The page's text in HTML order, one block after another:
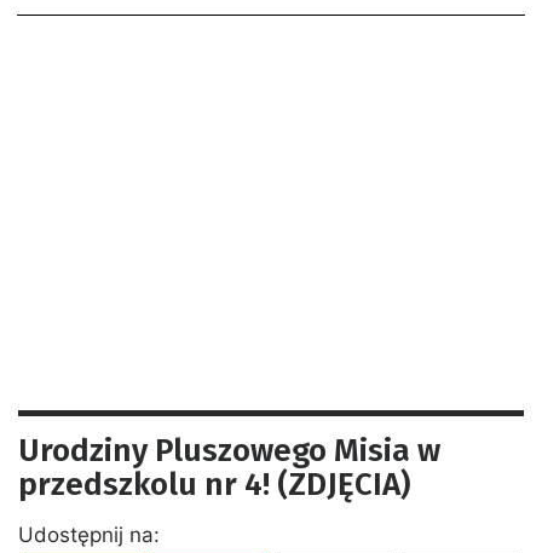
Urodziny Pluszowego Misia w
przedszkolu nr 4! (ZDJĘCIA)
Udostępnij na: